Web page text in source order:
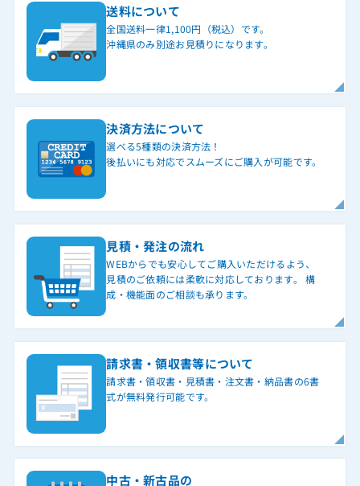
送料について
全国送料一律1,100円（税込）です。
沖縄県のみ別途お見積りになります。
決済方法について
選べる5種類の決済方法！
後払いにも対応でスムーズにご購入が可能です。
見積・発注の流れ
WEBからでも安心してご購入いただけるよう、
見積のご依頼には柔軟に対応しております。 構
成・機能面のご相談も承ります。
請求書・領収書等について
請求書・領収書・見積書・注文書・納品書の6書
式が無料発行可能です。
中古・新古品の